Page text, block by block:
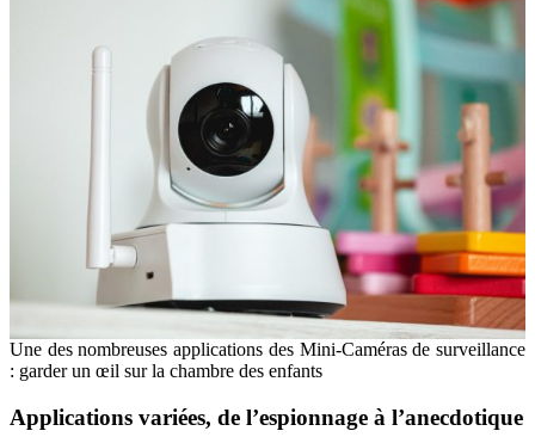
Une des nombreuses applications des Mini-Caméras de surveillance
: garder un œil sur la chambre des enfants
Applications variées, de l’espionnage à l’anecdotique